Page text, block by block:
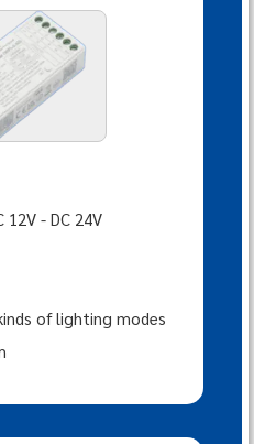
12V - DC 24V
of lighting modes